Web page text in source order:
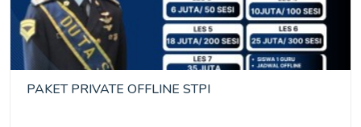
PAKET PRIVATE OFFLINE STPI